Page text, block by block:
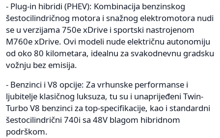
- Plug-in hibridi (PHEV): Kombinacija benzinskog
šestocilindričnog motora i snažnog elektromotora nudi
se u verzijama 750e xDrive i sportski nastrojenom
M760e xDrive. Ovi modeli nude električnu autonomiju
od oko 80 kilometara, idealnu za svakodnevnu gradsku
vožnju bez emisija.
- Benzinci i V8 opcije: Za vrhunske performanse i
ljubitelje klasičnog luksuza, tu su i unaprijeđeni Twin-
Turbo V8 benzinci za top-specifikacije, kao i standardni
šestocilindrični 740i sa 48V blagom hibridnom
podrškom.